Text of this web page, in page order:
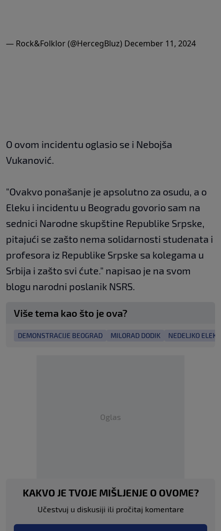
— Rock&Folklor (@HercegBluz) December 11, 2024
O ovom incidentu oglasio se i Nebojša
Vukanović.
"Ovakvo ponašanje je apsolutno za osudu, a o
Eleku i incidentu u Beogradu govorio sam na
sednici Narodne skupštine Republike Srpske,
pitajući se zašto nema solidarnosti studenata i
profesora iz Republike Srpske sa kolegama u
Srbija i zašto svi ćute." napisao je na svom
blogu narodni poslanik NSRS.
Više tema kao što je ova?
DEMONSTRACIJE BEOGRAD MILORAD DODIK NEDELJKO ELEK
Oglas
KAKVO JE TVOJE MIŠLJENJE O OVOME?
Učestvuj u diskusiji ili pročitaj komentare